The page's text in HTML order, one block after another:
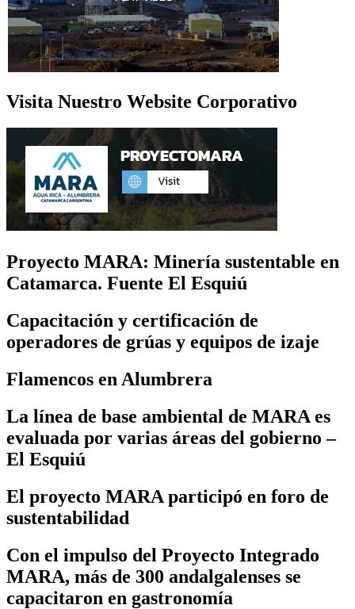
Visita Nuestro Website Corporativo
Proyecto MARA: Minería sustentable en
Catamarca. Fuente El Esquiú
Capacitación y certificación de
operadores de grúas y equipos de izaje
Flamencos en Alumbrera
La línea de base ambiental de MARA es
evaluada por varias áreas del gobierno –
El Esquiú
El proyecto MARA participó en foro de
sustentabilidad
Con el impulso del Proyecto Integrado
MARA, más de 300 andalgalenses se
capacitaron en gastronomía